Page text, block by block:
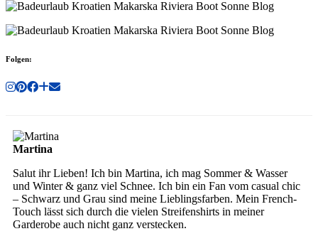
Folgen:
Martina
Salut ihr Lieben! Ich bin Martina, ich mag Sommer & Wasser
und Winter & ganz viel Schnee. Ich bin ein Fan vom casual chic
– Schwarz und Grau sind meine Lieblingsfarben. Mein French-
Touch lässt sich durch die vielen Streifenshirts in meiner
Garderobe auch nicht ganz verstecken.